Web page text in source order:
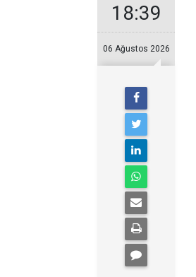
18:39
06 Ağustos 2026